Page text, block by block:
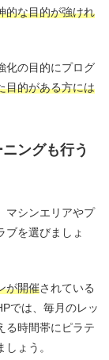
的な目的が強けれ
化の目的にプログ
目的がある方には
ングも行う
マシンエリアやプ
ブを選びましょ
が開催されている
では、毎月のレッ
る時間帯にピラテ
ょう。